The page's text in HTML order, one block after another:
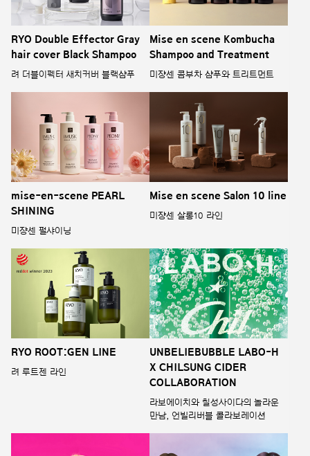
RYO Double Effector Gray
hair cover Black Shampoo
려 더블이펙터 새치커버 블랙샴푸
Mise en scene Kombucha
Shampoo and Treatment
미쟝센 콤부차 샴푸와 트리트먼트
mise-en-scene PEARL
SHINING
미쟝센 펄샤이닝
Mise en scene Salon 10 line
미쟝센 살롱10 라인
RYO ROOT:GEN LINE
려 루트젠 라인
UNBELIEBUBBLE LABO-H
X CHILSUNG CIDER
COLLABORATION
라보에이치와 칠성사이다의 놀라운
만남, 언빌리버블 콜라보레이션